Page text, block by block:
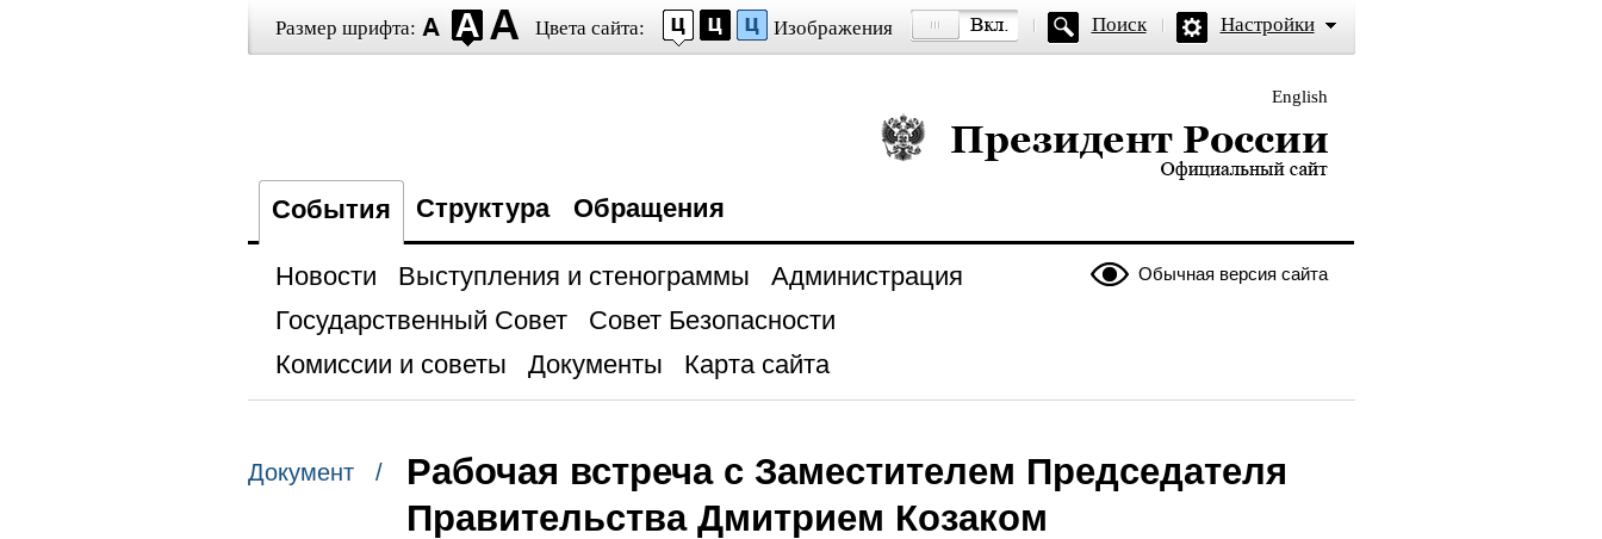
Размер шрифта: Цвета сайта: Изображения Поиск Настройки
English
Президент России — официальный сайт
События Структура Обращения
Обычная версия сайта
Новости Выступления и стенограммы
Администрация
Государственный Совет
Совет Безопасности
Комиссии и советы
Документы Карта сайта
Документ /
Рабочая встреча с Заместителем Председателя
Правительства Дмитрием Козаком